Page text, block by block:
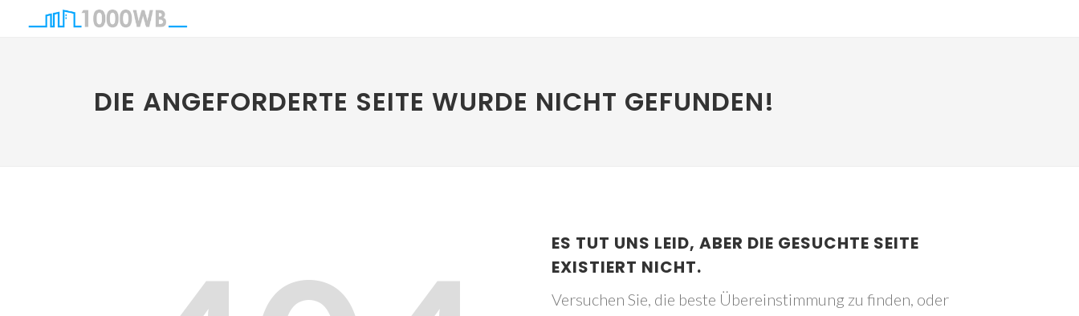
DIE ANGEFORDERTE SEITE WURDE NICHT GEFUNDEN!
ES TUT UNS LEID, ABER DIE GESUCHTE SEITE
EXISTIERT NICHT.
Versuchen Sie, die beste Übereinstimmung zu finden, oder